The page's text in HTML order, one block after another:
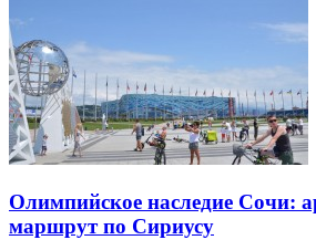
Олимпийское наследие Сочи:
маршрут по Сириусу